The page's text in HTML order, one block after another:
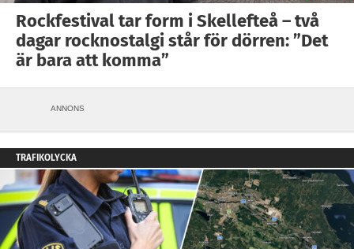
Rockfestival tar form i Skellefteå – två
dagar rocknostalgi står för dörren: ”Det
är bara att komma”
ANNONS
TRAFIKOLYCKA